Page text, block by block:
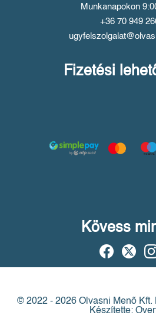
Munkanapokon
+36 70 949
Fizetési
Kövess
© 2022 - 2026 Olvasni Menő Kft.
Készítette: